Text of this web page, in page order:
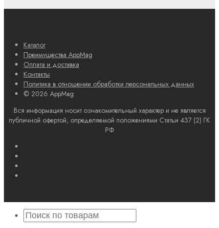
Каталог
Преимущества AppMag
Оплата и доставка
Контакты
Политика в отношении обработки персональных данных
© 2026 AppMag
Вся информация носит ознакомительный характер и не является
публичной офертой, определяемой положениями Статьи 437 (2) ГК
РФ